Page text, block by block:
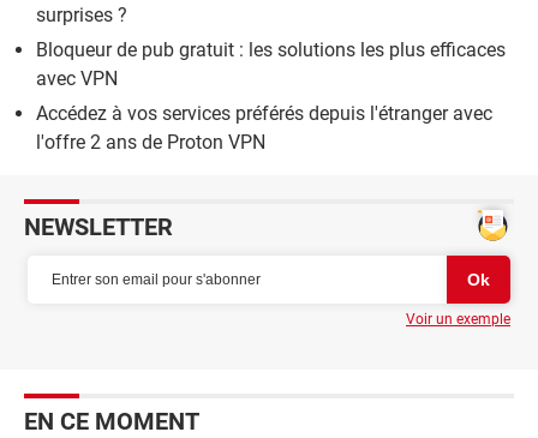
surprises ?
Bloqueur de pub gratuit : les solutions les plus efficaces
avec VPN
Accédez à vos services préférés depuis l'étranger avec
l'offre 2 ans de Proton VPN
NEWSLETTER
Voir un exemple
EN CE MOMENT